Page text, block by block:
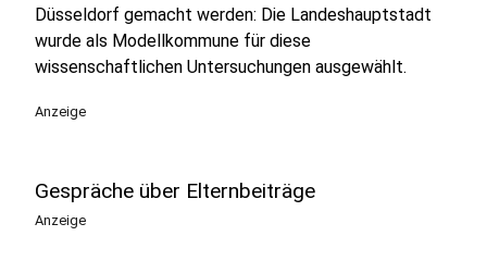
Düsseldorf gemacht werden: Die Landeshauptstadt
wurde als Modellkommune für diese
wissenschaftlichen Untersuchungen ausgewählt.
Anzeige
Gespräche über Elternbeiträge
Anzeige